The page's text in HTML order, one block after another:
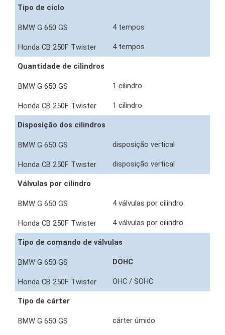
Tipo de ciclo
4 tempos
4 tempos
Quantidade de cilindros
1 cilindro
1 cilindro
Disposição dos cilindros
disposição vertical
disposição vertical
Válvulas por cilindro
4 válvulas por cilindro
4 válvulas por cilindro
Tipo de comando de válvulas
DOHC
OHC / SOHC
Tipo de cárter
cárter úmido